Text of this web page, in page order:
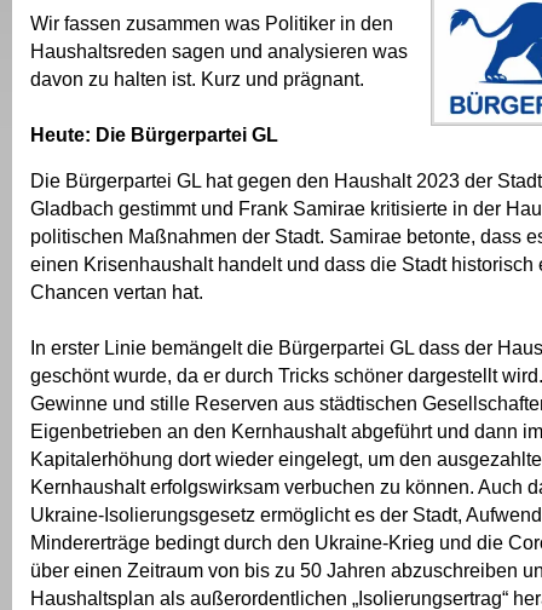
Wir fassen zusammen was Politiker in den
Haushaltsreden sagen und analysieren was
davon zu halten ist. Kurz und prägnant.
Heute: Die Bürgerpartei GL
Die Bürgerpartei GL hat gegen den Haushalt 2023 der
Gladbach gestimmt und Frank Samirae kritisierte in der
politischen Maßnahmen der Stadt. Samirae betonte, dass
einen Krisenhaushalt handelt und dass die Stadt historisch
Chancen vertan hat.
In erster Linie bemängelt die Bürgerpartei GL dass der
geschönt wurde, da er durch Tricks schöner dargestellt
Gewinne und stille Reserven aus städtischen
Eigenbetrieben an den Kernhaushalt abgeführt und dann
Kapitalerhöhung dort wieder eingelegt, um den
Kernhaushalt erfolgswirksam verbuchen zu können. Auch
Ukraine-Isolierungsgesetz ermöglicht es der Stadt,
Mindererträge bedingt durch den Ukraine-Krieg und die
über einen Zeitraum von bis zu 50 Jahren abzuschreiben
Haushaltsplan als außerordentlichen „Isolierungsertrag“